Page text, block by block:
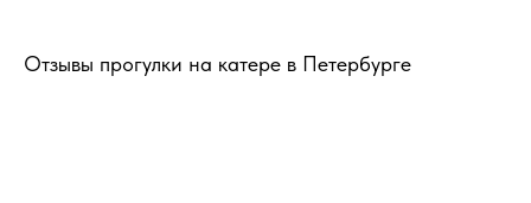
Отзывы прогулки на катере в Петербурге